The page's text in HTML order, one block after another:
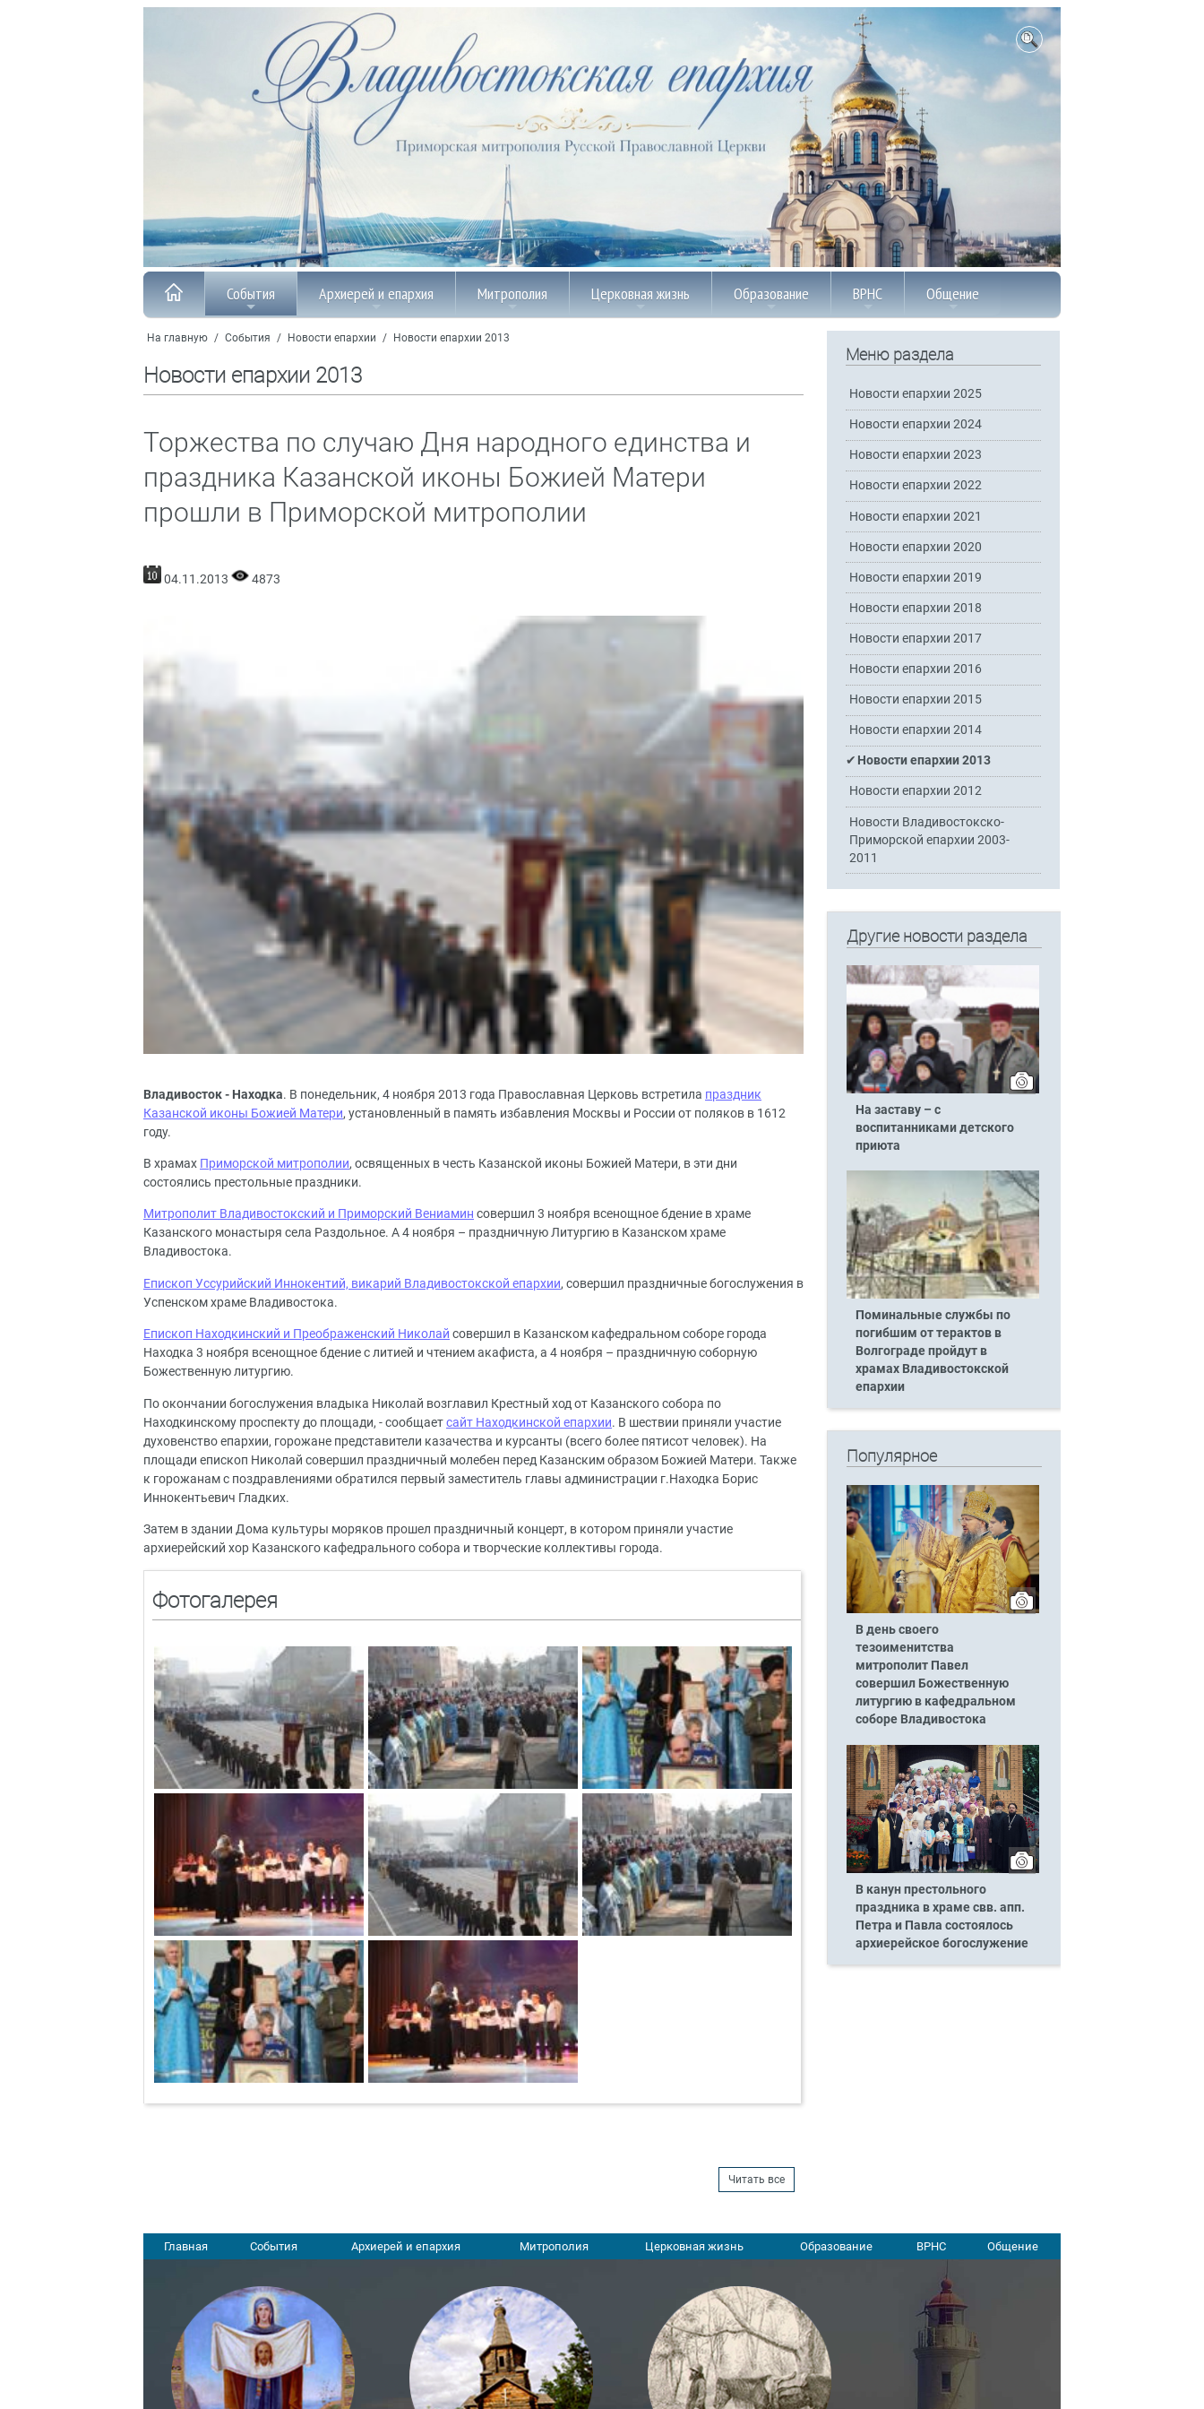
События Архиерей и епархия Митрополия Церковная жизнь Образование ВРНС Общение
На главную / События / Новости епархии / Новости епархии 2013
Новости епархии 2013
Торжества по случаю Дня народного единства и
праздника Казанской иконы Божией Матери
прошли в Приморской митрополии
04.11.2013 4873
Владивосток - Находка. В понедельник, 4 ноября 2013 года Православная Церковь встретила праздник
Казанской иконы Божией Матери, установленный в память избавления Москвы и России от поляков в 1612
году.
В храмах Приморской митрополии, освященных в честь Казанской иконы Божией Матери, в эти дни
состоялись престольные праздники.
Митрополит Владивостокский и Приморский Вениамин совершил 3 ноября всенощное бдение в храме
Казанского монастыря села Раздольное. А 4 ноября – праздничную Литургию в Казанском храме
Владивостока.
Епископ Уссурийский Иннокентий, викарий Владивостокской епархии, совершил праздничные богослужения в
Успенском храме Владивостока.
Епископ Находкинский и Преображенский Николай совершил в Казанском кафедральном соборе города
Находка 3 ноября всенощное бдение с литией и чтением акафиста, а 4 ноября – праздничную соборную
Божественную литургию.
По окончании богослужения владыка Николай возглавил Крестный ход от Казанского собора по
Находкинскому проспекту до площади, - сообщаетсайт Находкинской епархии. В шествии приняли участие
духовенство епархии, горожане представители казачества и курсанты (всего более пятисот человек). На
площади епископ Николай совершил праздничный молебен перед Казанским образом Божией Матери. Также
к горожанам с поздравлениями обратился первый заместитель главы администрации г.Находка Борис
Иннокентьевич Гладких.
Затем в здании Дома культуры моряков прошел праздничный концерт, в котором приняли участие
архиерейский хор Казанского кафедрального собора и творческие коллективы города.
Фотогалерея
Читать все
Меню раздела
Новости епархии 2025
Новости епархии 2024
Новости епархии 2023
Новости епархии 2022
Новости епархии 2021
Новости епархии 2020
Новости епархии 2019
Новости епархии 2018
Новости епархии 2017
Новости епархии 2016
Новости епархии 2015
Новости епархии 2014
Новости епархии 2013
Новости епархии 2012
Новости Владивостокско-
Приморской епархии 2003-
2011
Другие новости раздела
На заставу – с
воспитанниками детского
приюта
Поминальные службы по
погибшим от терактов в
Волгограде пройдут в
храмах Владивостокской
епархии
Популярное
В день своего
тезоименитства
митрополит Павел
совершил Божественную
литургию в кафедральном
соборе Владивостока
В канун престольного
праздника в храме свв. апп.
Петра и Павла состоялось
архиерейское богослужение
Главная События Архиерей и епархия Митрополия Церковная жизнь Образование ВРНС Общение